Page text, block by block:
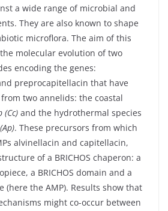
a wide range of microbial and
They are also known to shape
microflora. The aim of this
molecular evolution of two
encoding the genes:
preprocapitellacin that have
two annelids: the coastal
(Cc) and the hydrothermal species
. These precursors from which
alvinellacin and capitellacin,
of a BRICHOS chaperon: a
a BRICHOS domain and a
(here the AMP). Results show that
might co-occur between